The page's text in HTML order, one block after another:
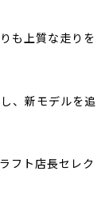
も上質な走りを
、新モデルを追
フト店長セレク